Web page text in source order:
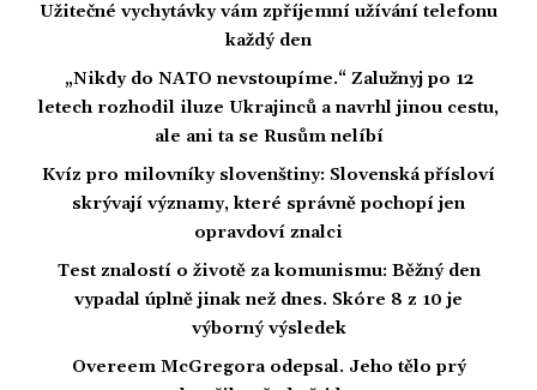
Užitečné vychytávky vám zpříjemní užívání telefonu
každý den
„Nikdy do NATO nevstoupíme.“ Zalužnyj po 12
letech rozhodil iluze Ukrajinců a navrhl jinou cestu,
ale ani ta se Rusům nelíbí
Kvíz pro milovníky slovenštiny: Slovenská přísloví
skrývají významy, které správně pochopí jen
opravdoví znalci
Test znalostí o životě za komunismu: Běžný den
vypadal úplně jinak než dnes. Skóre 8 z 10 je
výborný výsledek
Overeem McGregora odepsal. Jeho tělo prý